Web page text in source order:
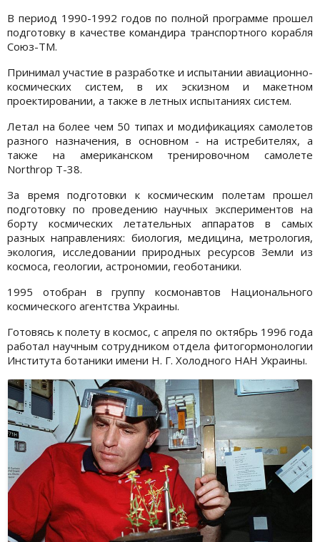
В период 1990-1992 годов по полной программе прошел
подготовку в качестве командира транспортного корабля
Союз-ТМ.
Принимал участие в разработке и испытании авиационно-
космических систем, в их эскизном и макетном
проектировании, а также в летных испытаниях систем.
Летал на более чем 50 типах и модификациях самолетов
разного назначения, в основном - на истребителях, а
также на американском тренировочном самолете
Northrop T-38.
За время подготовки к космическим полетам прошел
подготовку по проведению научных экспериментов на
борту космических летательных аппаратов в самых
разных направлениях: биология, медицина, метрология,
экология, исследовании природных ресурсов Земли из
космоса, геологии, астрономии, геоботаники.
1995 отобран в группу космонавтов Национального
космического агентства Украины.
Готовясь к полету в космос, с апреля по октябрь 1996 года
работал научным сотрудником отдела фитогормонологии
Института ботаники имени Н. Г. Холодного НАН Украины.